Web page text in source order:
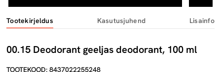
Tootekirjeldus Kasutusjuhend Lisainfo
00.15 Deodorant geeljas deodorant, 100 ml
TOOTEKOOD: 8437022255248